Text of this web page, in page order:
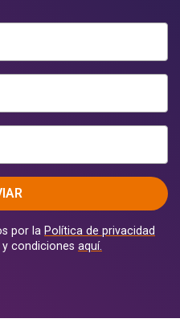
por la Política de privacidad
y condiciones aquí.